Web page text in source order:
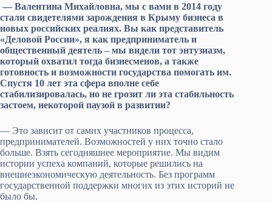
— Валентина Михайловна, мы с вами в 2014 году
стали свидетелями зарождения в Крыму бизнеса в
новых российских реалиях. Вы как представитель
«Деловой России», я как предприниматель и
общественный деятель – мы видели тот энтузиазм,
который охватил тогда бизнесменов, а также
готовность и возможности государства помогать им.
Спустя 10 лет эта сфера вполне себе
стабилизировалась, но не грозит ли эта стабильность
застоем, некоторой паузой в развитии?
— Это зависит от самих участников процесса,
предпринимателей. Возможностей у них точно стало
больше. Взять сегодняшнее мероприятие. Мы видим
истории успеха компаний, которые решились на
внешнеэкономическую деятельность. Без программ
государственной поддержки многих из этих историй не
было бы.